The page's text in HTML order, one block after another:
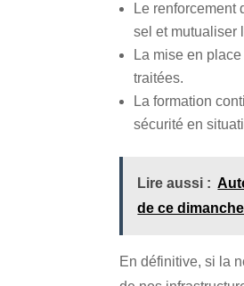
Le renforcement
sel et mutualiser
La mise en
traitées.
La formation
sécurité en
Lire aussi :
de ce dimanche
En définitive, si la